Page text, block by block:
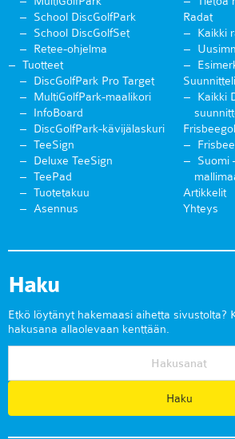
School DiscGolfPark
School DiscGolfSet
Retee-ohjelma
Tuotteet
DiscGolfPark Pro Target
MultiGolfPark-maalikori
InfoBoard
DiscGolfPark-kävijälaskuri
TeeSign
Deluxe TeeSign
TeePad
Tuotetakuu
Asennus
Radat
Kaikki
Kaikki
Suomi
Artikkelit
Yhteys
Haku
Etkö löytänyt hakemaasi aihetta sivustolta?
hakusana allaolevaan kenttään.